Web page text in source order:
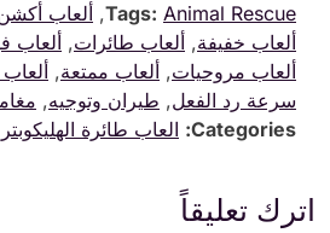
Tags: Animal Rescue
, ألعاب
ألعاب خفيفة, ألعاب طائرات, ألعاب
ألعاب مروحيات, ألعاب ممتعة,
سرعة رد الفعل, طيران وتوجيه,
Categories: العاب طائرة الهليكوبتر
اترك تعليقاً